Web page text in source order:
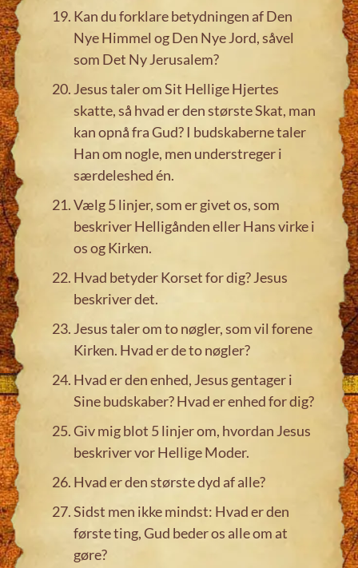
Kan du forklare betydningen af Den
Nye Himmel og Den Nye Jord, såvel
som Det Ny Jerusalem?
Jesus taler om Sit Hellige Hjertes
skatte, så hvad er den største Skat, man
kan opnå fra Gud? I budskaberne taler
Han om nogle, men understreger i
særdeleshed én.
Vælg 5 linjer, som er givet os, som
beskriver Helligånden eller Hans virke i
os og Kirken.
Hvad betyder Korset for dig? Jesus
beskriver det.
Jesus taler om to nøgler, som vil forene
Kirken. Hvad er de to nøgler?
Hvad er den enhed, Jesus gentager i
Sine budskaber? Hvad er enhed for dig?
Giv mig blot 5 linjer om, hvordan Jesus
beskriver vor Hellige Moder.
Hvad er den største dyd af alle?
Sidst men ikke mindst: Hvad er den
første ting, Gud beder os alle om at
gøre?